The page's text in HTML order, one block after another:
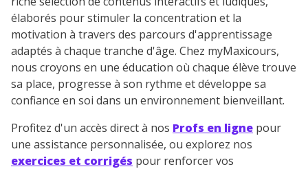
élaborés pour stimuler la concentration et la
motivation à travers des parcours d'apprentissage
adaptés à chaque tranche d'âge. Chez myMaxicours,
nous croyons en une éducation où chaque élève trouve
sa place, progresse à son rythme et développe sa
confiance en soi dans un environnement bienveillant.
Profitez d'un accès direct à nos Profs en ligne pour
une assistance personnalisée, ou explorez nos
exercices et corrigés pour renforcer vos